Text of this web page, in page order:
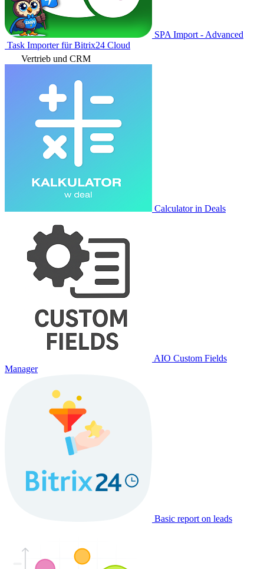
SPA Import - Advanced
Task Importer für Bitrix24 Cloud
Vertrieb und CRM
Calculator in Deals
AIO Custom Fields
Manager
Basic report on leads